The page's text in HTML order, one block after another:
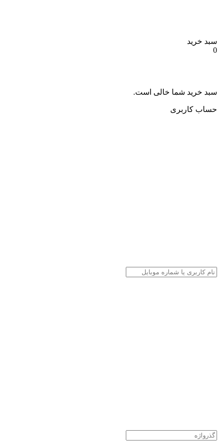
سبد خرید
0
سبد خرید شما خالی است.
حساب کاربری